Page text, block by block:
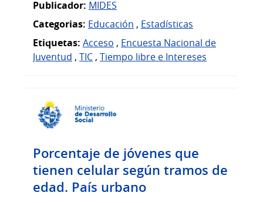
Publicador: MIDES
Categorias: Educación , Estadísticas
Etiquetas: Acceso , Encuesta Nacional de
Juventud , TIC, Tiempo libre e Intereses
Porcentaje de jóvenes que
tienen celular según tramos de
edad. País urbano